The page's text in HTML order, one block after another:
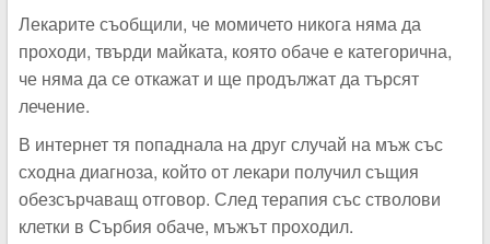
Лекарите съобщили, че момичето никога няма да
проходи, твърди майката, която обаче е категорична,
че няма да се откажат и ще продължат да търсят
лечение.
В интернет тя попаднала на друг случай на мъж със
сходна диагноза, който от лекари получил същия
обезсърчаващ отговор. След терапия със стволови
клетки в Сърбия обаче, мъжът проходил.